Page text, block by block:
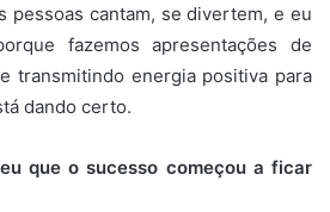
pessoas cantam, se divertem, e eu
fazemos apresentações de
transmitindo energia positiva para
dando certo.
que o sucesso começou a ficar